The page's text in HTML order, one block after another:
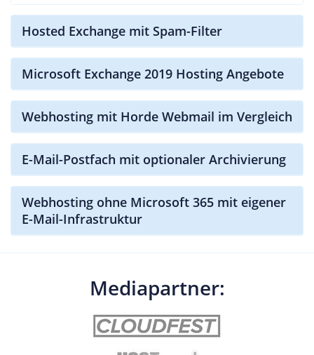
Hosted Exchange mit Spam-Filter
Microsoft Exchange 2019 Hosting Angebote
Webhosting mit Horde Webmail im Vergleich
E-Mail-Postfach mit optionaler Archivierung
Webhosting ohne Microsoft 365 mit eigener
E-Mail-Infrastruktur
Mediapartner: